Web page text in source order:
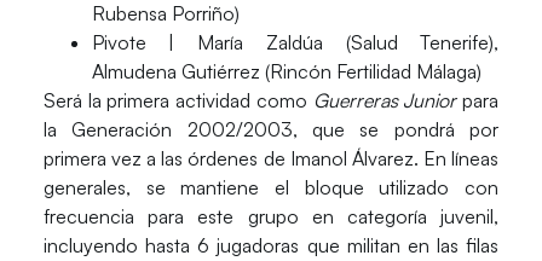
Rubensa Porriño)
Pivote | María Zaldúa (Salud Tenerife),
Almudena Gutiérrez (Rincón Fertilidad Málaga)
Será laprimera actividad como Guerreras Juniorpara
la Generación 2002/2003, que se pondrá por
primera vez a las órdenes de Imanol Álvarez. En líneas
generales, se mantiene el bloque utilizado con
frecuencia para este grupo en categoría juvenil,
incluyendo hasta6 jugadoras que militan en las filas